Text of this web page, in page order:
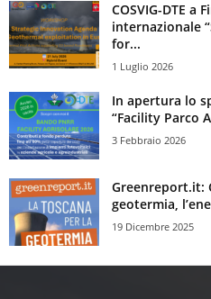
COSVIG-DTE a
internazionale
for...
1 Luglio 2026
In apertura lo
“Facility Parco
3 Febbraio 2026
Greenreport.it:
geotermia,
19 Dicembre 2025